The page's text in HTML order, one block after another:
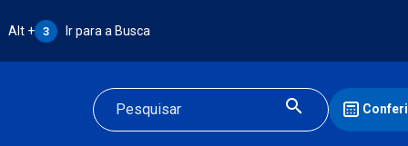
Atalho Alt + 3:
Alt + 3 Ir para a Busca
Buscar